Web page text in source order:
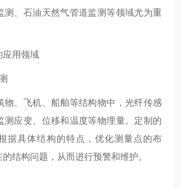
测、石油天然气管道监测等领域尤为重
应用领域
物、飞机、船舶等结构物中，光纤传感
测应变、位移和温度等物理量。定制的
据具体结构的特点，优化测量点的布
结构问题，从而进行预警和维护。